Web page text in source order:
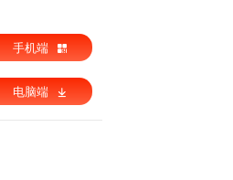
手机端
电脑端